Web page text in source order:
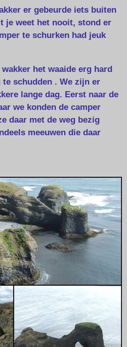
er gebeurde iets buiten
je weet het nooit, stond er
te schurken had jeuk
het waaide erg hard
schudden . We zijn er
lange dag. Eerst naar de
we konden de camper
daar met de weg bezig
meeuwen die daar